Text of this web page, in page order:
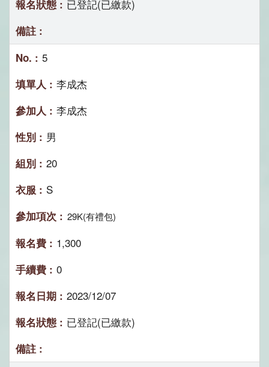
已登記(已繳款)
5
李成杰
李成杰
男
20
S
29K(有禮包)
1,300
0
2023/12/07
已登記(已繳款)